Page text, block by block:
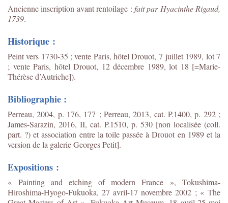
Ancienne inscription avant rentoilage : fait par Hyacinthe Rigaud,
1739.
Historique :
Peint vers 1730-35 ; vente Paris, hôtel Drouot, 7 juillet 1989, lot 7
; vente Paris, hôtel Drouot, 12 décembre 1989, lot 18 [=Marie-
Thérèse d’Autriche]).
Bibliographie :
Perreau, 2004, p. 176, 177 ; Perreau, 2013, cat. P.1400, p. 292 ;
James-Sarazin, 2016, II, cat. P.1510, p. 530 [non localisée (coll.
part. ?) et association entre la toile passée à Drouot en 1989 et la
version de la galerie Georges Petit].
Expositions :
« Painting and etching of modern France », Tokushima-
Hiroshima-Hyogo-Fukuoka, 27 avril-17 novembre 2002 ; « The